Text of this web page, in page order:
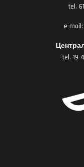
tel.
e-mail:
tel. 19